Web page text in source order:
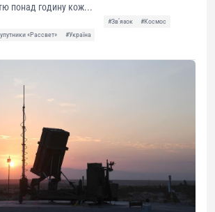
понад годину кож...
#Звʼязок
#Космос
«Рассвет»
#Україна